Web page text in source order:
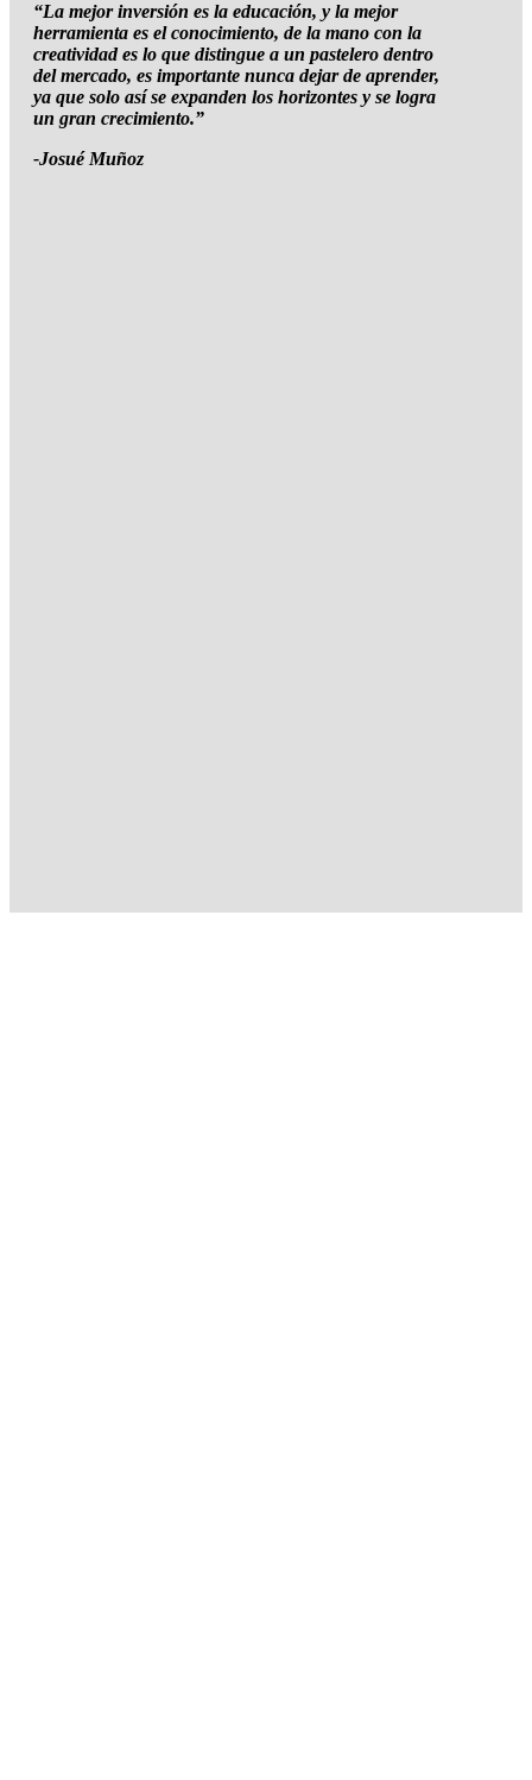
“La mejor inversión es la educación, y la mejor
herramienta es el conocimiento, de la mano con la
creatividad es lo que distingue a un pastelero dentro
del mercado, es importante nunca dejar de aprender,
ya que solo así se expanden los horizontes y se logra
un gran crecimiento.”
-Josué Muñoz